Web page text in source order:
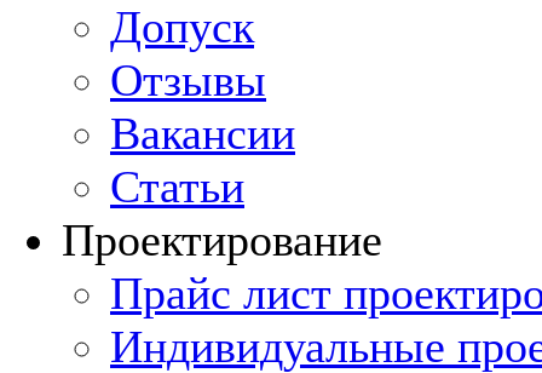
Допуск
Отзывы
Вакансии
Статьи
Проектирование
Прайс лист
Индивидуальные